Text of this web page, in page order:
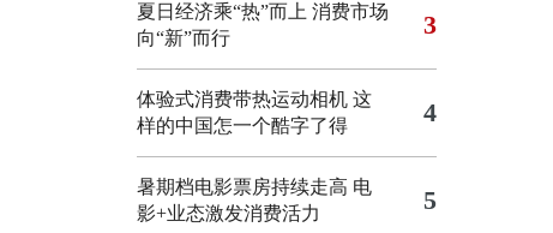
夏日经济乘“热”而上 消费市场
向“新”而行
3
体验式消费带热运动相机 这
样的中国怎一个酷字了得
4
暑期档电影票房持续走高 电
影+业态激发消费活力
5